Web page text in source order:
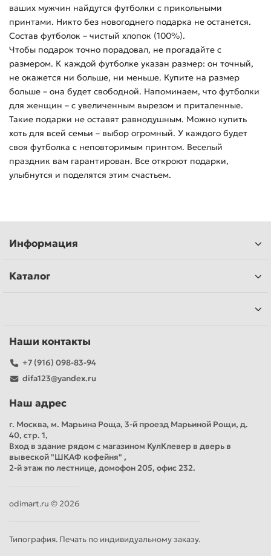
ваших мужчин найдутся футболки с прикольными
принтами. Никто без новогоднего подарка не останется.
Состав футболок – чистый хлопок (100%).
Чтобы подарок точно порадовал, не прогадайте с
размером. К каждой футболке указан размер: он точный,
не окажется ни больше, ни меньше. Купите на размер
больше – она будет свободной. Напоминаем, что футболки
для женщин – с увеличенным вырезом и приталенные.
Такие подарки не оставят равнодушным. Можно купить
хоть для всей семьи – выбор огромный. У каждого будет
своя футболка с неповторимым принтом. Веселый
праздник вам гарантирован. Все откроют подарки,
улыбнутся и поделятся этим счастьем.
Информация
Каталог
Наши контакты
+7 (916) 098-83-94
difa123@yandex.ru
Наш адрес
г. Москва, м. Марьина Роща, 3-й проезд Марьиной Рощи, д.
40, стр. 1,
Вход в здание рядом с магазином КулКлевер в дверь в
вывеской "ШКАФ кофейня" ,
2-й этаж по лестнице, домофон 205, офис 232.
odimart.ru © 2026
Типография. Печать по индивидуальному заказу.